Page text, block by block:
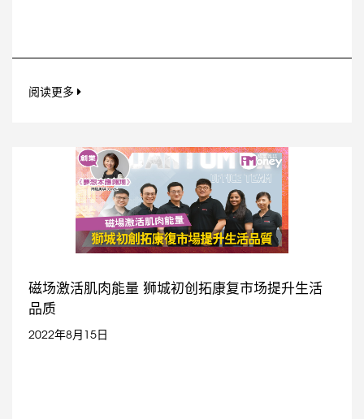
阅读更多
磁场激活肌肉能量 狮城初创拓康复市场提升生活
品质
2022年8月15日